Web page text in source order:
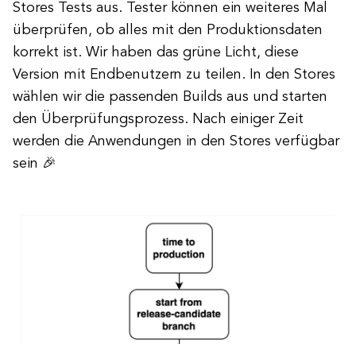
Stores Tests aus. Tester können ein weiteres Mal
überprüfen, ob alles mit den Produktionsdaten
korrekt ist. Wir haben das grüne Licht, diese
Version mit Endbenutzern zu teilen. In den Stores
wählen wir die passenden Builds aus und starten
den Überprüfungsprozess. Nach einiger Zeit
werden die Anwendungen in den Stores verfügbar
sein 🎉